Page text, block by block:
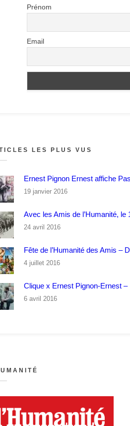
Prénom
Email
LES PLUS VUS
Ernest Pignon Ernest affiche
19 janvier 2016
Avec les Amis de l’Humanité, le
24 avril 2016
Fête de l’Humanité des Amis –
4 juillet 2016
Clique x Ernest Pignon-Ernest
6 avril 2016